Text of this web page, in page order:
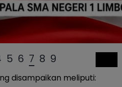
5 6 7 8 9
disampaikan meliputi: